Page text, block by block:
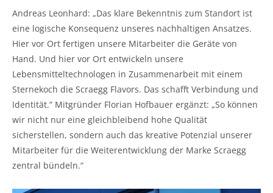
Andreas Leonhard: „Das klare Bekenntnis zum Standort ist
eine logische Konsequenz unseres nachhaltigen Ansatzes.
Hier vor Ort fertigen unsere Mitarbeiter die Geräte von
Hand. Und hier vor Ort entwickeln unsere
Lebensmitteltechnologen in Zusammenarbeit mit einem
Sternekoch die Scraegg Flavors. Das schafft Verbindung und
Identität.“ Mitgründer Florian Hofbauer ergänzt: „So können
wir nicht nur eine gleichbleibend hohe Qualität
sicherstellen, sondern auch das kreative Potenzial unserer
Mitarbeiter für die Weiterentwicklung der Marke Scraegg
zentral bündeln.“